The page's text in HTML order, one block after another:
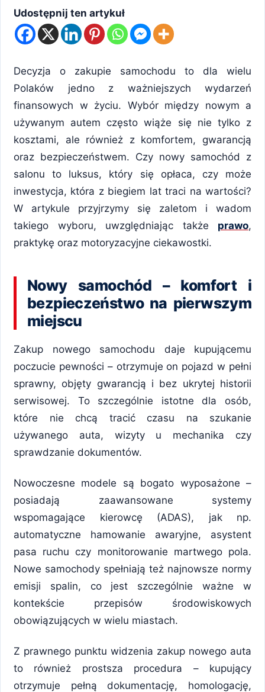
Udostępnij ten artykuł
Decyzja o zakupie samochodu to dla wielu
Polaków jedno z ważniejszych wydarzeń
finansowych w życiu. Wybór między nowym a
używanym autem często wiąże się nie tylko z
kosztami, ale również z komfortem, gwarancją
oraz bezpieczeństwem. Czy nowy samochód z
salonu to luksus, który się opłaca, czy może
inwestycja, która z biegiem lat traci na wartości?
W artykule przyjrzymy się zaletom i wadom
takiego wyboru, uwzględniając także prawo,
praktykę oraz motoryzacyjne ciekawostki.
Nowy samochód – komfort i
bezpieczeństwo na pierwszym
miejscu
Zakup nowego samochodu daje kupującemu
poczucie pewności – otrzymuje on pojazd w pełni
sprawny, objęty gwarancją i bez ukrytej historii
serwisowej. To szczególnie istotne dla osób,
które nie chcą tracić czasu na szukanie
używanego auta, wizyty u mechanika czy
sprawdzanie dokumentów.
Nowoczesne modele są bogato wyposażone –
posiadają zaawansowane systemy
wspomagające kierowcę (ADAS), jak np.
automatyczne hamowanie awaryjne, asystent
pasa ruchu czy monitorowanie martwego pola.
Nowe samochody spełniają też najnowsze normy
emisji spalin, co jest szczególnie ważne w
kontekście przepisów środowiskowych
obowiązujących w wielu miastach.
Z prawnego punktu widzenia zakup nowego auta
to również prostsza procedura – kupujący
otrzymuje pełną dokumentację, homologację,